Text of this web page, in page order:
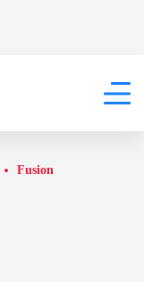
Fusion